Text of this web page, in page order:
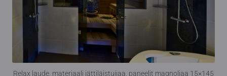
Relax laude, materiaali jättiläistuijaa, paneelit magnoliaa 15×145